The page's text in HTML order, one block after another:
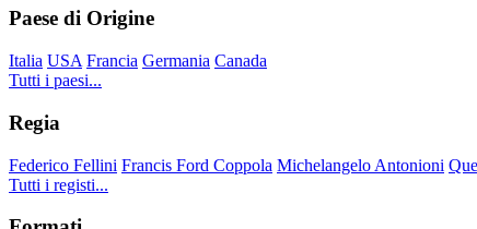
Paese di Origine
Italia USA Francia Germania Canada
Tutti i paesi...
Regia
Federico Fellini Francis Ford Coppola Michelangelo Antonioni
Tutti i registi...